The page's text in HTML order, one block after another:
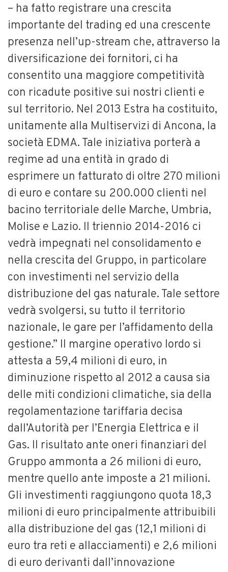
– ha fatto registrare una crescita
importante del trading ed una crescente
presenza nell’up-stream che, attraverso la
diversificazione dei fornitori, ci ha
consentito una maggiore competitività
con ricadute positive sui nostri clienti e
sul territorio. Nel 2013 Estra ha costituito,
unitamente alla Multiservizi di Ancona, la
società EDMA. Tale iniziativa porterà a
regime ad una entità in grado di
esprimere un fatturato di oltre 270 milioni
di euro e contare su 200.000 clienti nel
bacino territoriale delle Marche, Umbria,
Molise e Lazio. Il triennio 2014-2016 ci
vedrà impegnati nel consolidamento e
nella crescita del Gruppo, in particolare
con investimenti nel servizio della
distribuzione del gas naturale. Tale settore
vedrà svolgersi, su tutto il territorio
nazionale, le gare per l’affidamento della
gestione.” Il margine operativo lordo si
attesta a 59,4 milioni di euro, in
diminuzione rispetto al 2012 a causa sia
delle miti condizioni climatiche, sia della
regolamentazione tariffaria decisa
dall’Autorità per l’Energia Elettrica e il
Gas. Il risultato ante oneri finanziari del
Gruppo ammonta a 26 milioni di euro,
mentre quello ante imposte a 21 milioni.
Gli investimenti raggiungono quota 18,3
milioni di euro principalmente attribuibili
alla distribuzione del gas (12,1 milioni di
euro tra reti e allacciamenti) e 2,6 milioni
di euro derivanti dall’innovazione